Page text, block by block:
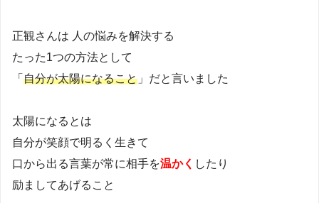
正観さんは 人の悩みを解決する
たった1つの方法として
「 自分が太陽になること 」だと言いました
太陽になるとは
自分が笑顔で明るく生きて
口から出る言葉が常に相手を温かく したり
励ましてあげること